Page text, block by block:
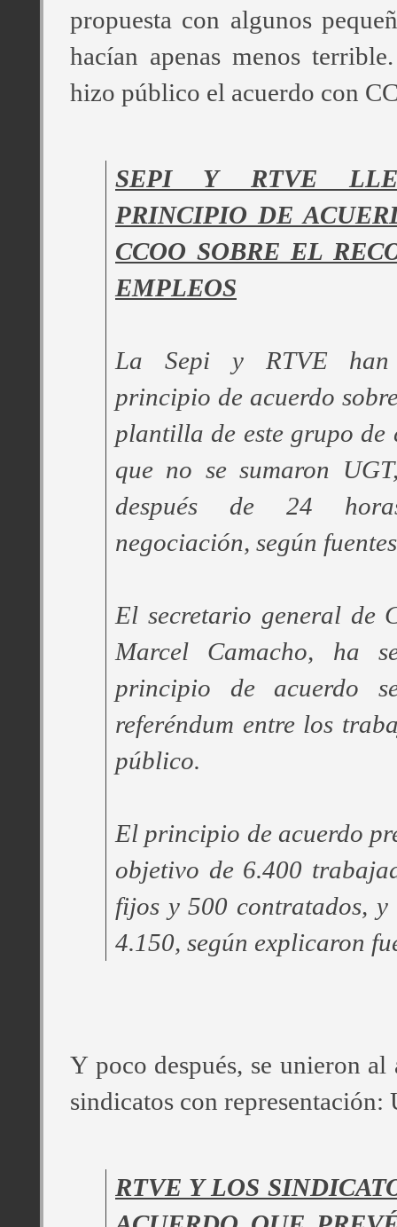
propuesta con algunos
hacían apenas menos
hizo público el acuerdo con
SEPI Y RTVE
PRINCIPIO DE
CCOO SOBRE EL
EMPLEOS
La Sepi y RTVE han
principio de acuerdo
plantilla de este grupo de
que no se sumaron
después de 24
negociación, según
El secretario general de
Marcel Camacho, ha
principio de acuerdo
referéndum entre los
público.
El principio de acuerdo
objetivo de 6.400
fijos y 500 contratados, y
4.150, según explicaron
Y poco después, se unieron al
sindicatos con
RTVE Y LOS